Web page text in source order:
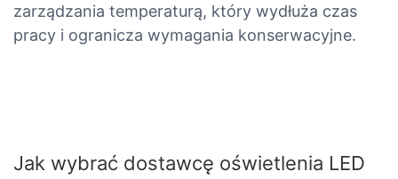
zarządzania temperaturą, który wydłuża czas
pracy i ogranicza wymagania konserwacyjne.
Jak wybrać dostawcę oświetlenia LED